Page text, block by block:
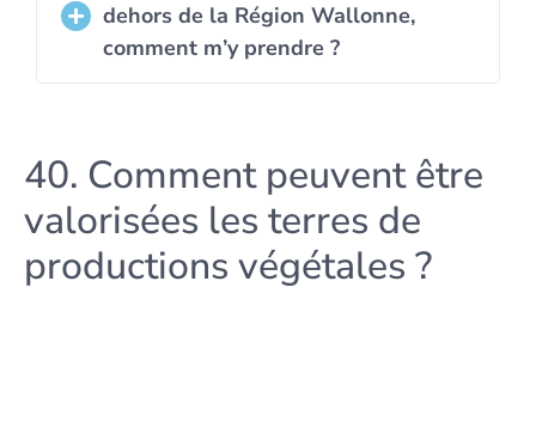
dehors de la Région Wallonne,
comment m’y prendre ?
40. Comment peuvent être
valorisées les terres de
productions végétales ?